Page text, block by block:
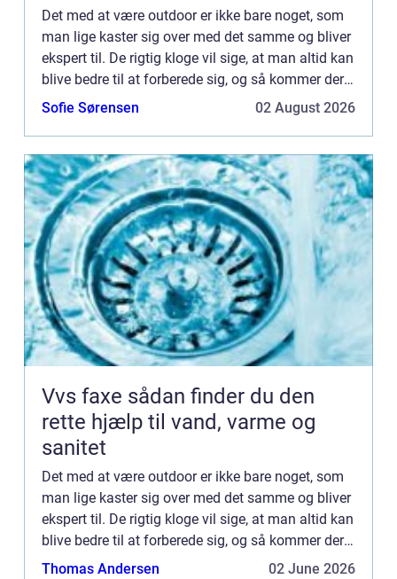
Det med at være outdoor er ikke bare noget, som
man lige kaster sig over med det samme og bliver
ekspert til. De rigtig kloge vil sige, at man altid kan
blive bedre til at forberede sig, og så kommer der
nye materialer til, som gør det lettere at kla...
Sofie Sørensen 02 August 2026
Vvs faxe sådan finder du den
rette hjælp til vand, varme og
sanitet
Det med at være outdoor er ikke bare noget, som
man lige kaster sig over med det samme og bliver
ekspert til. De rigtig kloge vil sige, at man altid kan
blive bedre til at forberede sig, og så kommer der
nye materialer til, som gør det lettere at kla...
Thomas Andersen 02 June 2026